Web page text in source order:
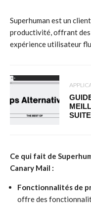
Superhuman est un
productivité, offrant
expérience utilisateur
SUITE
Ce qui fait de
Canary Mail :
Fonctionnalités de
offre des